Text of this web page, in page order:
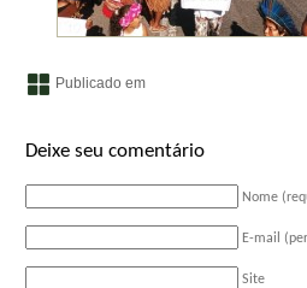
Publicado em
Deixe seu comentário
Nome
E-mail
Site